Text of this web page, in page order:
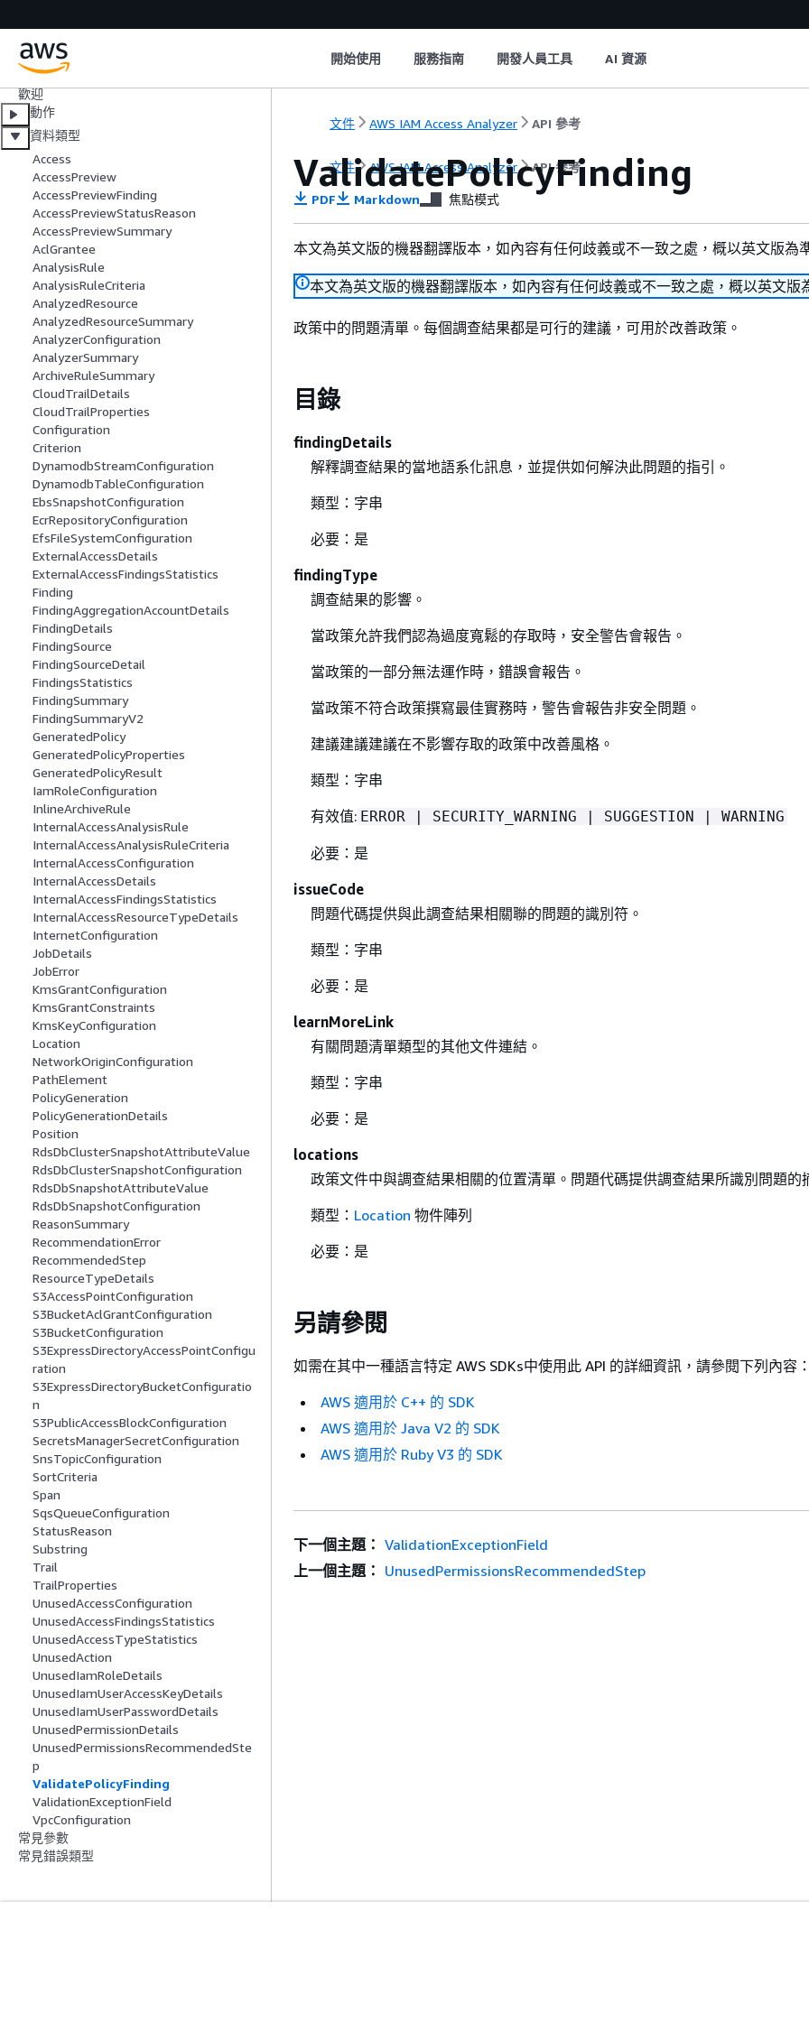
開始使用 服務指南 開發人員工具 AI 資源
API 參考
歡迎
動作
資料類型
Access
AccessPreview
AccessPreviewFinding
AccessPreviewStatusReason
AccessPreviewSummary
AclGrantee
AnalysisRule
AnalysisRuleCriteria
AnalyzedResource
AnalyzedResourceSummary
AnalyzerConfiguration
AnalyzerSummary
ArchiveRuleSummary
CloudTrailDetails
CloudTrailProperties
Configuration
Criterion
DynamodbStreamConfiguration
DynamodbTableConfiguration
EbsSnapshotConfiguration
EcrRepositoryConfiguration
EfsFileSystemConfiguration
ExternalAccessDetails
ExternalAccessFindingsStatistics
Finding
FindingAggregationAccountDetails
FindingDetails
FindingSource
FindingSourceDetail
FindingsStatistics
FindingSummary
FindingSummaryV2
GeneratedPolicy
GeneratedPolicyProperties
GeneratedPolicyResult
IamRoleConfiguration
InlineArchiveRule
InternalAccessAnalysisRule
InternalAccessAnalysisRuleCriteria
InternalAccessConfiguration
InternalAccessDetails
InternalAccessFindingsStatistics
InternalAccessResourceTypeDetails
InternetConfiguration
JobDetails
JobError
KmsGrantConfiguration
KmsGrantConstraints
KmsKeyConfiguration
Location
NetworkOriginConfiguration
PathElement
PolicyGeneration
PolicyGenerationDetails
Position
RdsDbClusterSnapshotAttributeValue
RdsDbClusterSnapshotConfiguration
RdsDbSnapshotAttributeValue
RdsDbSnapshotConfiguration
ReasonSummary
RecommendationError
RecommendedStep
ResourceTypeDetails
S3AccessPointConfiguration
S3BucketAclGrantConfiguration
S3BucketConfiguration
S3ExpressDirectoryAccessPointConfigu
ration
S3ExpressDirectoryBucketConfiguratio
n
S3PublicAccessBlockConfiguration
SecretsManagerSecretConfiguration
SnsTopicConfiguration
SortCriteria
Span
SqsQueueConfiguration
StatusReason
Substring
Trail
TrailProperties
UnusedAccessConfiguration
UnusedAccessFindingsStatistics
UnusedAccessTypeStatistics
UnusedAction
UnusedIamRoleDetails
UnusedIamUserAccessKeyDetails
UnusedIamUserPasswordDetails
UnusedPermissionDetails
UnusedPermissionsRecommendedSte
p
ValidatePolicyFinding
ValidationExceptionField
VpcConfiguration
常見參數
常見錯誤類型
文件 AWS IAM Access Analyzer API 參考
文件 AWS IAM Access Analyzer API 參考
ValidatePolicyFinding
PDF Markdown 焦點模式
本文為英文版的機器翻譯版本，如內容有任何歧義或不一致之處，概以英文版為
本文為英文版的機器翻譯版本，如內容有任何歧義或不一致之處，概以英文版
政策中的問題清單。每個調查結果都是可行的建議，可用於改善政策。
目錄
findingDetails
解釋調查結果的當地語系化訊息，並提供如何解決此問題的指引。
類型：字串
必要：是
findingType
調查結果的影響。
當政策允許我們認為過度寬鬆的存取時，安全警告會報告。
當政策的一部分無法運作時，錯誤會報告。
當政策不符合政策撰寫最佳實務時，警告會報告非安全問題。
建議建議建議在不影響存取的政策中改善風格。
類型：字串
有效值: ERROR | SECURITY_WARNING | SUGGESTION | WARNING
必要：是
issueCode
問題代碼提供與此調查結果相關聯的問題的識別符。
類型：字串
必要：是
learnMoreLink
有關問題清單類型的其他文件連結。
類型：字串
必要：是
locations
政策文件中與調查結果相關的位置清單。問題代碼提供調查結果所識別問題的
類型： Location 物件陣列
必要：是
另請參閱
如需在其中一種語言特定 AWS SDKs中使用此 API 的詳細資訊，請參閱下列內容
AWS 適用於 C++ 的 SDK
AWS 適用於 Java V2 的 SDK
AWS 適用於 Ruby V3 的 SDK
下一個主題： ValidationExceptionField
上一個主題： UnusedPermissionsRecommendedStep